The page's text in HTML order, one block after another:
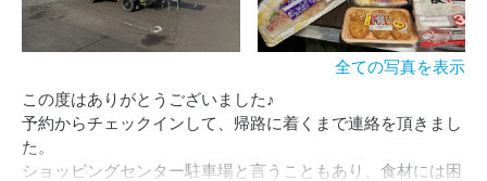
全ての写真を表示
この度はありがとうございました♪
予約からチェックインして、帰路に着くまで連絡を頂きまし
た。
ショッピングセンター駐車場と言うこともあり、食材には困